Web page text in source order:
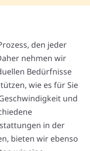
den jeder
nehmen wir
Bedürfnisse
wie es für Sie
und
in der
bieten wir ebenso